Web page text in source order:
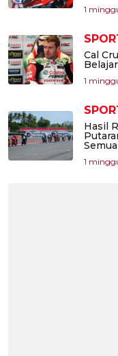
1
Cal
1
Hasil
1